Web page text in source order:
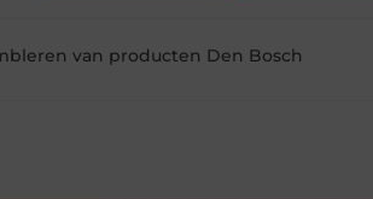
van producten Den Bosch